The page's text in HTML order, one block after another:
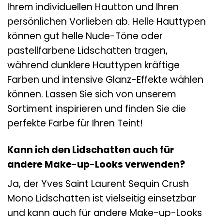
Ihrem individuellen Hautton und Ihren
persönlichen Vorlieben ab. Helle Hauttypen
können gut helle Nude-Töne oder
pastellfarbene Lidschatten tragen,
während dunklere Hauttypen kräftige
Farben und intensive Glanz-Effekte wählen
können. Lassen Sie sich von unserem
Sortiment inspirieren und finden Sie die
perfekte Farbe für Ihren Teint!
Kann ich den Lidschatten auch für
andere Make-up-Looks verwenden?
Ja, der Yves Saint Laurent Sequin Crush
Mono Lidschatten ist vielseitig einsetzbar
und kann auch für andere Make-up-Looks